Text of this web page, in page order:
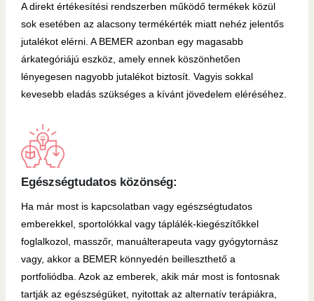
A direkt értékesítési rendszerben működő termékek közül
sok esetében az alacsony termékérték miatt nehéz jelentős
jutalékot elérni. A BEMER azonban egy magasabb
árkategóriájú eszköz, amely ennek köszönhetően
lényegesen nagyobb jutalékot biztosít. Vagyis sokkal
kevesebb eladás szükséges a kívánt jövedelem eléréséhez.
Egészségtudatos közönség:
Ha már most is kapcsolatban vagy egészségtudatos
emberekkel, sportolókkal vagy táplálék-kiegészítőkkel
foglalkozol, masszőr, manuálterapeuta vagy gyógytornász
vagy, akkor a BEMER könnyedén beilleszthető a
portfoliódba. Azok az emberek, akik már most is fontosnak
tartják az egészségüket, nyitottak az alternatív terápiákra,